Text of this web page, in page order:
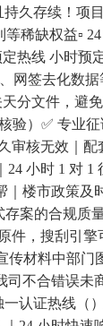
久存续！项
稀缺权益▫️
热线 小时预
网签去化数
分文件，避
验）✅ 专业
核无效｜配
小时 1 对 1
｜楼市政策及
案的合规质
件，搜刮引
传材料中部门
不合错误未
认证热线（